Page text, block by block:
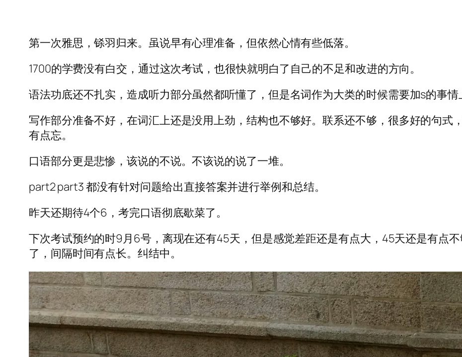
第一次雅思，铩羽归来。虽说早有心理准备，但依然心情有些低落。
1700的学费没有白交，通过这次考试，也很快就明白了自己的不足和改进的方向。
语法功底还不扎实，造成听力部分虽然都听懂了，但是名词作为大类的时候需要加s的事情
写作部分准备不好，在词汇上还是没用上劲，结构也不够好。联系还不够，很多好的句式
有点忘。
口语部分更是悲惨，该说的不说。不该说的说了一堆。
part2 part3 都没有针对问题给出直接答案并进行举例和总结。
昨天还期待4个6，考完口语彻底歇菜了。
下次考试预约的时9月6号，离现在还有45天，但是感觉差距还是有点大，45天还是有点不
了，间隔时间有点长。纠结中。